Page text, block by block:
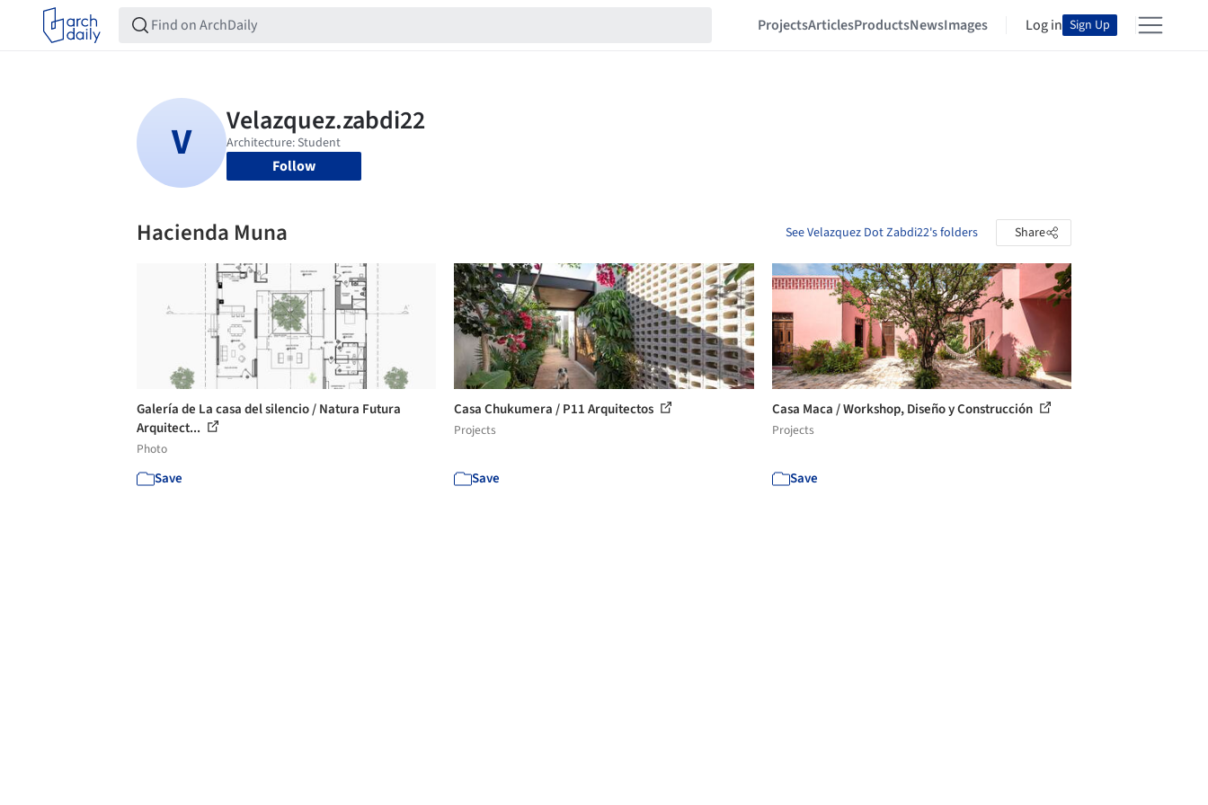
ProjectsArticlesProductsNewsImages Log in Sign Up
Follow
Hacienda Muna See Velazquez Dot Zabdi22's folders Share
Galería de La casa del silencio / Natura Futura
Arquitect...
Photo
Save
Casa Chukumera / P11 Arquitectos
Projects
Save
Casa Maca / Workshop, Diseño y Construcción
Projects
Save